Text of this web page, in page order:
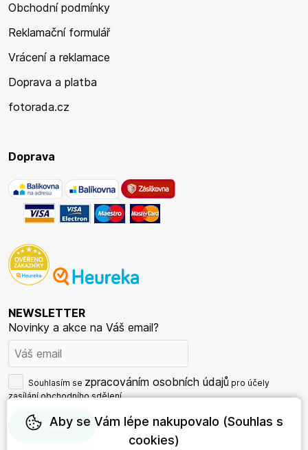
Obchodní podmínky
Reklamační formulář
Vrácení a reklamace
Doprava a platba
fotorada.cz
Doprava
NEWSLETTER
Novinky a akce na Váš email?
Souhlasím se zpracováním osobních údajů pro účely
zasílání obchodního sdělení.
Aby se Vám lépe nakupovalo (Souhlas s
cookies)